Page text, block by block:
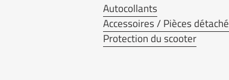
Autocollants
Accessoires / Pièces
Protection du scooter